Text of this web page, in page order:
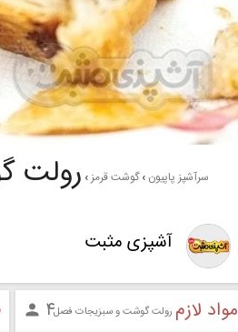
سرآشپز پاپیون گوشت قرمز رولت
آشپزی مثبت
مواد لازم رولت گوشت و سبزیجات فصل۴ 